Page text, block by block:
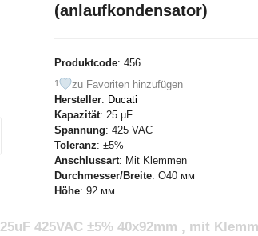
(anlaufkondensator)
Produktcode: 456
1
zu Favoriten hinzufügen
Hersteller: Ducati
Kapazität: 25 µF
Spannung: 425 VAC
Toleranz: ±5%
Anschlussart: Mit Klemmen
Durchmesser/Breite: O40 мм
Höhe: 92 мм
25uF 425VAC ±5% 40x92mm , mit